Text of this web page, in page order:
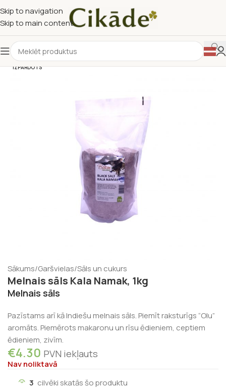
Skip to navigation
Skip to main content
IZPĀRDOTS
Sākums/Garšvielas/Sāls un cukurs
Melnais sāls Kala Namak, 1kg
Melnais sāls
Pazīstams arī kā Indiešu melnais sāls. Piemīt raksturīgs “Olu”
aromāts. Piemērots makaronu un rīsu ēdieniem, ceptiem
ēdieniem, zivīm.
€4.30 PVN iekļauts
Nav noliktavā
3 cilvēki skatās šo produktu